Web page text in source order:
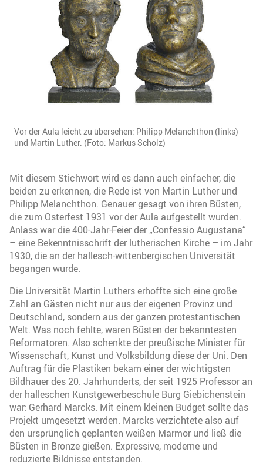
Vor der Aula leicht zu übersehen: Philipp Melanchthon (links)
und Martin Luther. (Foto: Markus Scholz)
Mit diesem Stichwort wird es dann auch einfacher, die
beiden zu erkennen, die Rede ist von Martin Luther und
Philipp Melanchthon. Genauer gesagt von ihren Büsten,
die zum Osterfest 1931 vor der Aula aufgestellt wurden.
Anlass war die 400-Jahr-Feier der „Confessio Augustana“
– eine Bekenntnisschrift der lutherischen Kirche – im Jahr
1930, die an der hallesch-wittenbergischen Universität
begangen wurde.
Die Universität Martin Luthers erhoffte sich eine große
Zahl an Gästen nicht nur aus der eigenen Provinz und
Deutschland, sondern aus der ganzen protestantischen
Welt. Was noch fehlte, waren Büsten der bekanntesten
Reformatoren. Also schenkte der preußische Minister für
Wissenschaft, Kunst und Volksbildung diese der Uni. Den
Auftrag für die Plastiken bekam einer der wichtigsten
Bildhauer des 20. Jahrhunderts, der seit 1925 Professor an
der halleschen Kunstgewerbeschule Burg Giebichenstein
war: Gerhard Marcks. Mit einem kleinen Budget sollte das
Projekt umgesetzt werden. Marcks verzichtete also auf
den ursprünglich geplanten weißen Marmor und ließ die
Büsten in Bronze gießen. Expressive, moderne und
reduzierte Bildnisse entstanden.